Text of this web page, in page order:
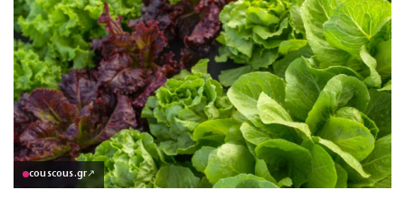
couscous.gr↗